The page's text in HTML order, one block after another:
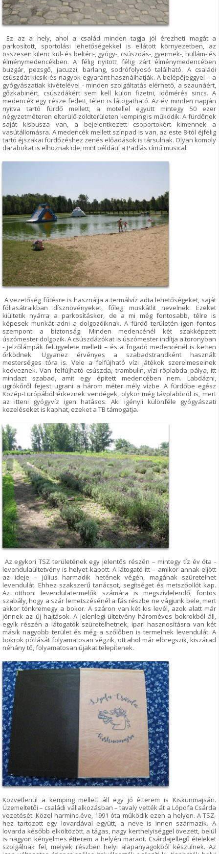
Ez az a hely, ahol a család minden tagja jól érezheti magát a
parkosított, sportolási lehetőségekkel is ellátott környezetben, az
összesen kilenc kül- és beltéri-, gyógy-, csúszdás-, gyermek-, hullám- és
élménymedencékben. A félig nyitott, félig zárt élménymedencében
buzgár, pezsgő, jacuzzi, barlang, sodrófolyosó található. A családi
csúszdát kicsik és nagyok egyaránt használhatják. A belépőjeggyel – a
gyógyászatiak kivételével - minden szolgáltatás elérhető, a szaunáért,
gőzkabinért, csúszdákért sem kell külön fizetni, időmérés sincs. A
medencék egy része fedett, télen is látogatható. Az év minden napján
nyitva tartó fürdő mellett, a motellel együtt mintegy 50 ezer
négyzetméteren elterülő zöldterületen kemping is működik. A fürdőnek
saját kisbusza van, a bejelentkezett csoportokért kimennek a
vasútállomásra. A medencék mellett színpad is van, az este 8-tól éjfélig
tartó éjszakai fürdőzéshez zenés előadások is társulnak. Olyan komoly
darabokat is elhoznak ide, mint például a Padlás című musical.
A vezetőség fűtésre is használja a termálvíz adta lehetőségeket, saját
fóliasátraikban dísznövényeket, főleg muskátlit nevelnek. Ezeket
kiültetik nyárra a parkosításkor, de a mi még fontosabb, télre is
képesek munkát adni a dolgozóiknak. A fürdő területén igen fontos
szempont a biztonság. Minden medencénél két szakképzett
úszómester dolgozik. A csúszdázókat is úszómester indítja a toronyban
- jelzőlámpák felügyelete mellett – és a fogadó medencénél is ketten
őrködnek. Ugyanez érvényes a szabadstrandként használt
mesterséges tóra is. Vele a felfújható vízi játékok szerelmeseinek
kedveznek. Van felfújható csúszda, trambulin, vízi röplabda pálya, itt
mindazt szabad, amit egy épített medencében nem. Labdázni,
ugrókőről fejest ugrani a három méter mély vízbe. A fürdőbe egész
Közép-Európából érkeznek vendégek, olykor még távolabbról is, mert
az itteni gyógyvíz igen hatásos. Aki igényli különféle gyógyászati
kezeléseket is kaphat, ezeket a TB támogatja.
Az egykori TSZ területének egy jelentős részén – mintegy tíz év óta -
levendulaültetvény is helyet kapott. A látogató itt – amikor annak eljött
az ideje – július harmadik hetének végén, magának szüretelhet
levendulát. Ehhez szakszerű tanácsot, segítséget és metszőollót kap.
Az otthoni levendulatermelők számára is megszívlelendő, fontos
szabály, hogy a szár lemetszésénél a fás részbe ne vágjunk bele, mert
akkor tönkremegy a bokor. A száron van két kis levél, azok alatt már
jönnek az új hajtások. A jelenlegi ültetvény hároméves bokrokból áll,
egyik részén a látogatók szüretelhetnek, ipari hasznosításra van két
másik nagyobb terület és még a szőlőben is termelnek levendulát. A
bokrok pótlását folyamatosan végzik, ott ahol már elöregszik, kiszárad
néhány tő, folyamatosan újakat telepítenek.
Közvetlenül a kemping mellett áll egy jó étterem is Kiskunmajsán.
Üzemeltetői – családi vállalkozásban – tavaly vették át a Lópofa Csárda
vezetését. Közel harminc éve, 1991 óta működik ezen a helyen. A TSZ-
hez tartozott egy lovardával együtt, a neve is innen származik. A
lovarda később elköltözött, a tágas, nagy kerthelyiséggel övezett, belül
is nagyon kényelmes étterem a helyén maradt. Csárdajellegű ételeket
szolgálnak fel, melyek részben helyi alapanyagokból készülnek. Az